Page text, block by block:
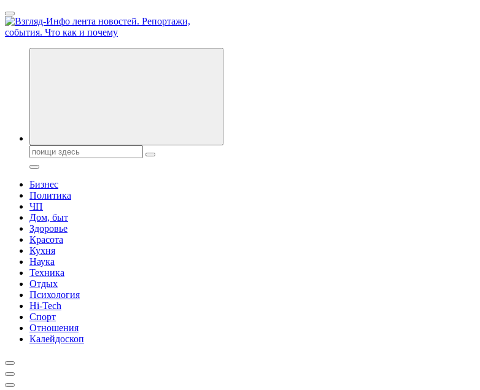
Перейти
к
содержанию
Обо всем и обо всех, что зачем и почему. Новости политики, бизнеса, экономики, ответы на любые вопросы.
Поиск:
Бизнес
Политика
ЧП
Дом, быт
Здоровье
Красота
Кухня
Наука
Техника
Отдых
Психология
Hi-Tech
Спорт
Отношения
Калейдоскоп